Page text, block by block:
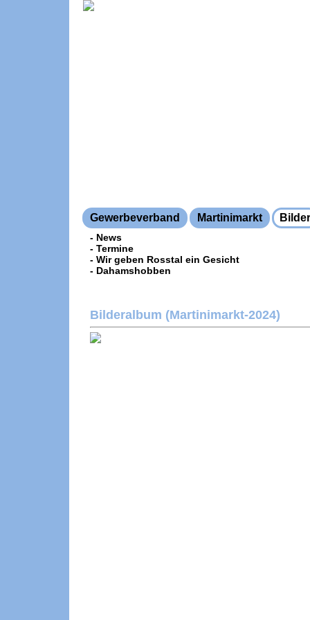
Gewerbeverband Martinimarkt Bilder
- News
- Termine
- Wir geben Rosstal ein Gesicht
- Dahamshobben
Bilderalbum (Martinimarkt-2024)